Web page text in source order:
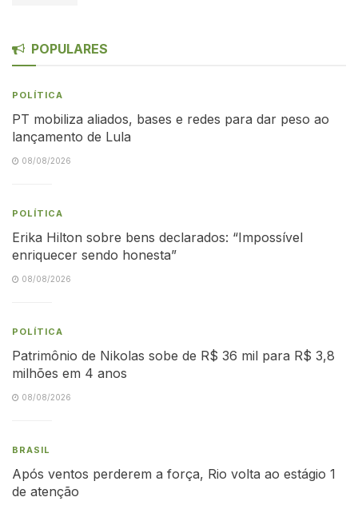
POPULARES
POLÍTICA
PT mobiliza aliados, bases e redes para dar peso ao
lançamento de Lula
08/08/2026
POLÍTICA
Erika Hilton sobre bens declarados: “Impossível
enriquecer sendo honesta”
08/08/2026
POLÍTICA
Patrimônio de Nikolas sobe de R$ 36 mil para R$ 3,8
milhões em 4 anos
08/08/2026
BRASIL
Após ventos perderem a força, Rio volta ao estágio 1
de atenção